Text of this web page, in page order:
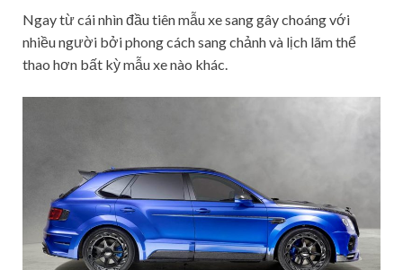
Ngay từ cái nhìn đầu tiên mẫu xe sang gây choáng với
nhiều người bởi phong cách sang chảnh và lịch lãm thể
thao hơn bất kỳ mẫu xe nào khác.